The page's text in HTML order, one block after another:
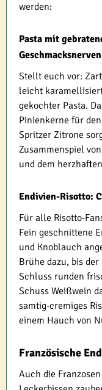
werden:
Pasta mit
Geschmacksnerven
Stellt euch vor:
leicht
gekochter Pasta.
Pinienkerne für
Spritzer Zitrone
Zusammenspiel
und dem
Endivien-Risotto:
Für alle Risotto-
Fein geschnittene
und Knoblauch
Brühe dazu, bis
Schluss runden
Schuss Weißwein
samtig-cremiges
einem Hauch von
Französische
Auch die